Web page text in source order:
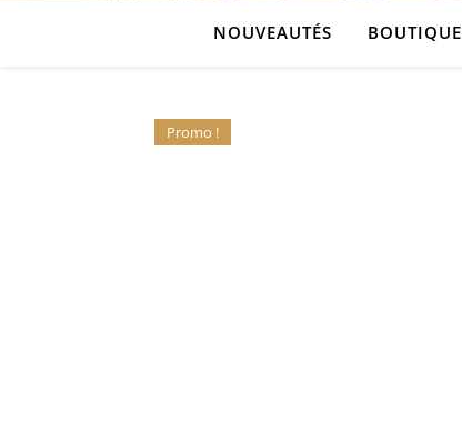
NOUVEAUTÉS BOUTIQUE
Promo !